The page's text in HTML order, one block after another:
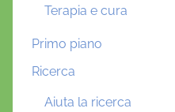
Terapia e cura
Primo piano
Ricerca
Aiuta la ricerca